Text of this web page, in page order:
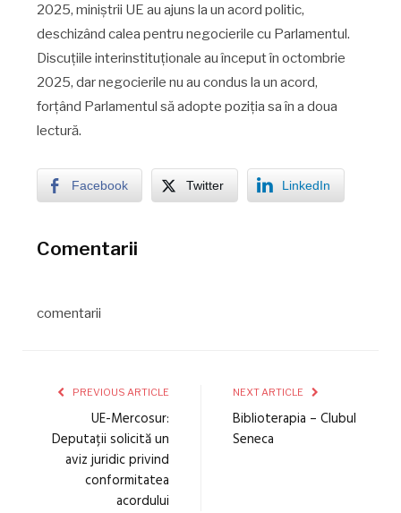
2025, miniștrii UE au ajuns la un acord politic,
deschizând calea pentru negocierile cu Parlamentul.
Discuțiile interinstituționale au început în octombrie
2025, dar negocierile nu au condus la un acord,
forțând Parlamentul să adopte poziția sa în a doua
lectură.
Facebook Twitter LinkedIn
Comentarii
comentarii
PREVIOUS ARTICLE
UE-Mercosur:
Deputații solicită un
aviz juridic privind
conformitatea
acordului
NEXT ARTICLE
Biblioterapia – Clubul
Seneca